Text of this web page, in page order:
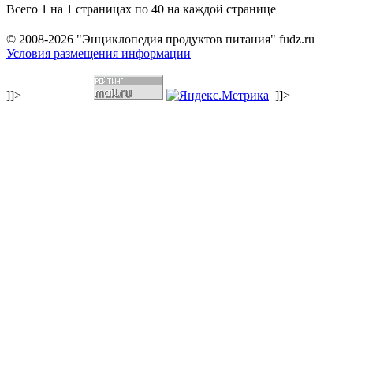
Всего 1 на 1 страницах по 40 на каждой странице
© 2008-2026 "Энциклопедия продуктов питания" fudz.ru
Условия размещения информации
]]> ]]>